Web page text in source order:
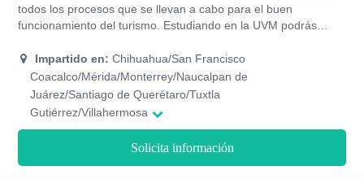
todos los procesos que se llevan a cabo para el buen
funcionamiento del turismo. Estudiando en la UVM podrás
influyen dentro de las actividades turísticas de un país. Esta
licenciatura tiene un plan de estudio de 9 semestres, por lo
tanto, obtienes el título en cuatro años y medio. Este pregrado
está disponible en 17 campus de la UVM.
Impartido en: Chihuahua/San Francisco
Coacalco/Mérida/Monterrey/Naucalpan de
Juárez/Santiago de Querétaro/Tuxtla
Gutiérrez/Villahermosa
Solicita información